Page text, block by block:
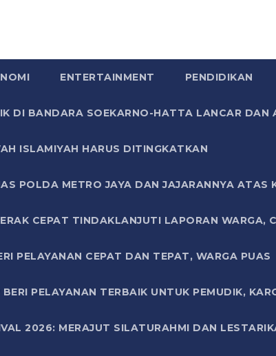
ENTERTAINMENT PENDIDIKAN
DI BANDARA SOEKARNO-HATTA LANCAR DAN
ISLAMIYAH HARUS DITINGKATKAN
POLDA METRO JAYA DAN JAJARANNYA ATAS
CEPAT TINDAKLANJUTI LAPORAN WARGA,
PELAYANAN CEPAT DAN TEPAT, WARGA PUAS
PELAYANAN TERBAIK UNTUK PEMUDIK,
2026: MERAJUT SILATURAHMI DAN